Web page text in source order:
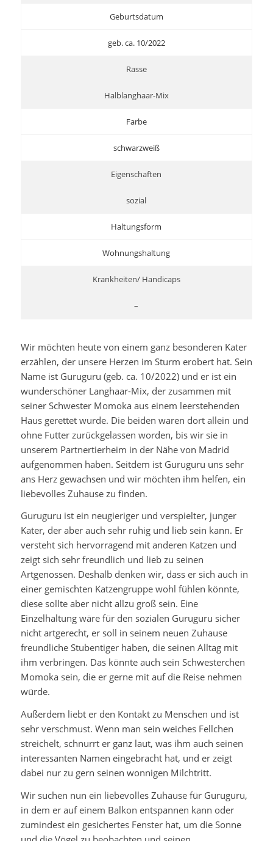
Geburtsdatum
geb. ca. 10/2022
Rasse
Halblanghaar-Mix
Farbe
schwarzweiß
Eigenschaften
sozial
Haltungsform
Wohnungshaltung
Krankheiten/ Handicaps
–
Wir möchten heute von einem ganz besonderen Kater
erzählen, der unsere Herzen im Sturm erobert hat. Sein
Name ist Guruguru (geb. ca. 10/2022) und er ist ein
wunderschöner Langhaar-Mix, der zusammen mit
seiner Schwester Momoka aus einem leerstehenden
Haus gerettet wurde. Die beiden waren dort allein und
ohne Futter zurückgelassen worden, bis wir sie in
unserem Partnertierheim in der Nähe von Madrid
aufgenommen haben. Seitdem ist Guruguru uns sehr
ans Herz gewachsen und wir möchten ihm helfen, ein
liebevolles Zuhause zu finden.
Guruguru ist ein neugieriger und verspielter, junger
Kater, der aber auch sehr ruhig und lieb sein kann. Er
versteht sich hervorragend mit anderen Katzen und
zeigt sich sehr freundlich und lieb zu seinen
Artgenossen. Deshalb denken wir, dass er sich auch in
einer gemischten Katzengruppe wohl fühlen könnte,
diese sollte aber nicht allzu groß sein. Eine
Einzelhaltung wäre für den sozialen Guruguru sicher
nicht artgerecht, er soll in seinem neuen Zuhause
freundliche Stubentiger haben, die seinen Alltag mit
ihm verbringen. Das könnte auch sein Schwesterchen
Momoka sein, die er gerne mit auf die Reise nehmen
würde.
Außerdem liebt er den Kontakt zu Menschen und ist
sehr verschmust. Wenn man sein weiches Fellchen
streichelt, schnurrt er ganz laut, was ihm auch seinen
interessanten Namen eingebracht hat, und er zeigt
dabei nur zu gern seinen wonnigen Milchtritt.
Wir suchen nun ein liebevolles Zuhause für Guruguru,
in dem er auf einem Balkon entspannen kann oder
zumindest ein gesichertes Fenster hat, um die Sonne